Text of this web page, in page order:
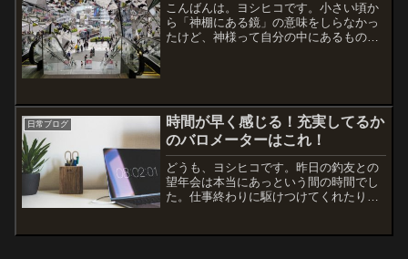
こんばんは。ヨシヒコです。小さい頃か
ら「神棚にある鏡」の意味をしらなかっ
たけど、神様って自分の中にあるものな
日常ブログ
時間が早く感じる！充実してるか
のバロメーターはこれ！
どうも、ヨシヒコです。昨日の釣友との
望年会は本当にあっという間の時間でし
た。仕事終わりに駆けつけてくれたり、
い仲間に恵まれています。楽しい時間は